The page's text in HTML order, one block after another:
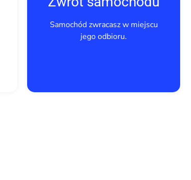
Samochód zwracasz w miejscu
jego odbioru.